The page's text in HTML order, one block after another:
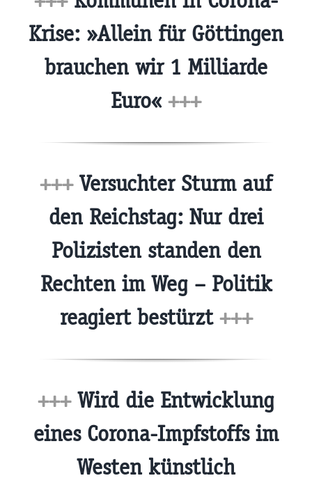
Krise: »Allein für Göttingen
brauchen wir 1 Milliarde
Euro« +++
+++Versuchter Sturm auf
den Reichstag: Nur drei
Polizisten standen den
Rechten im Weg – Politik
reagiert bestürzt +++
+++Wird die Entwicklung
eines Corona-Impfstoffs im
Westen künstlich